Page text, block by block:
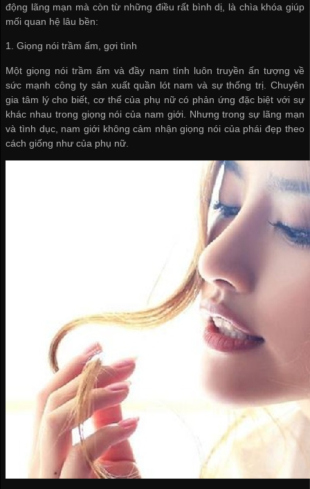
động lãng mạn mà còn từ những điều rất bình dị, là chìa khóa giúp
mối quan hệ lâu bền:
1. Giọng nói trầm ấm, gợi tình
Một giọng nói trầm ấm và đầy nam tính luôn truyền ấn tượng về
sức mạnh công ty sản xuất quần lót nam và sự thống trị. Chuyên
gia tâm lý cho biết, cơ thể của phụ nữ có phản ứng đặc biệt với sự
khác nhau trong giọng nói của nam giới. Nhưng trong sự lãng mạn
và tình dục, nam giới không cảm nhận giọng nói của phái đẹp theo
cách giống như của phụ nữ.